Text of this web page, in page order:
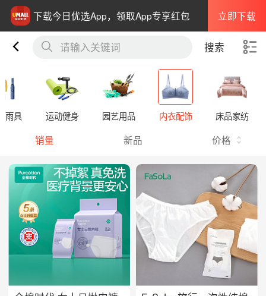
下载今日优选App，领取App专享红包 立即下载
请输入关键词 搜索
雨具 运动健身 园艺用品 内衣配饰 床品家纺
销量 新品 价格